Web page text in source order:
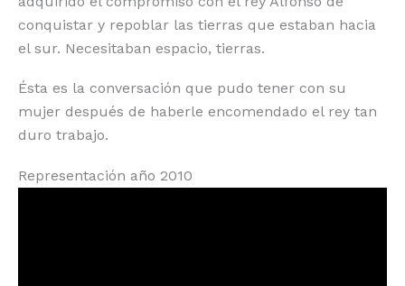
conquistar y repoblar las tierras que estaban hacia
el sur. Necesitaban espacio, tierras.
Ésta es la conversación que pudo tener con su
mujer después de haberle encomendado el rey tan
duro trabajo.
Representación año 2010